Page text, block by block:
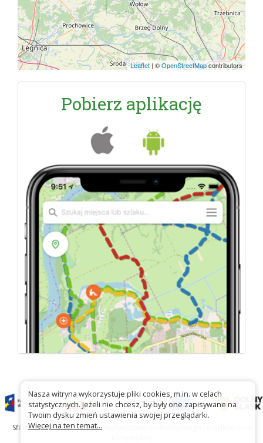
Leaflet|©OpenStreetMapcontributors
Pobierz aplikację
Sfinansowano ze środków Województwa Dolnośląskiego i środków Unii
Nasza witryna wykorzystuje pliki cookies, m.in. w celach
statystycznych. Jeżeli nie chcesz, by były one zapisywane na
Twoim dysku zmień ustawienia swojej przeglądarki.
Więcej na ten temat...